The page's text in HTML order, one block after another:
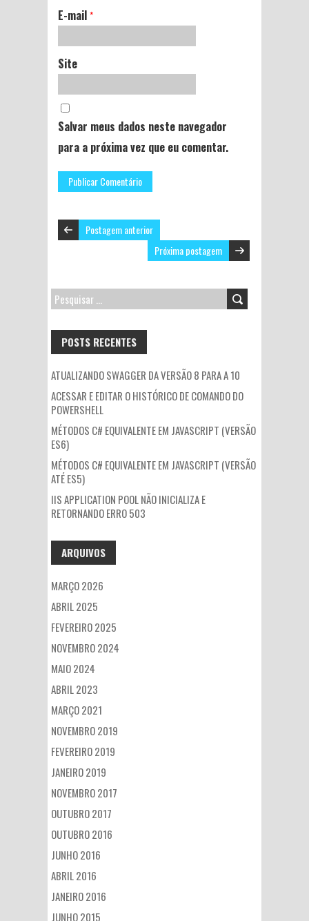
E-mail *
Site
Salvar meus dados neste navegador
para a próxima vez que eu comentar.
Postagem anterior
Próxima postagem
PESQUISAR
POSTS RECENTES
ATUALIZANDO SWAGGER DA VERSÃO 8 PARA A 10
ACESSAR E EDITAR O HISTÓRICO DE COMANDO DO
POWERSHELL
MÉTODOS C# EQUIVALENTE EM JAVASCRIPT (VERSÃO
ES6)
MÉTODOS C# EQUIVALENTE EM JAVASCRIPT (VERSÃO
ATÉ ES5)
IIS APPLICATION POOL NÃO INICIALIZA E
RETORNANDO ERRO 503
ARQUIVOS
MARÇO 2026
ABRIL 2025
FEVEREIRO 2025
NOVEMBRO 2024
MAIO 2024
ABRIL 2023
MARÇO 2021
NOVEMBRO 2019
FEVEREIRO 2019
JANEIRO 2019
NOVEMBRO 2017
OUTUBRO 2017
OUTUBRO 2016
JUNHO 2016
ABRIL 2016
JANEIRO 2016
JUNHO 2015